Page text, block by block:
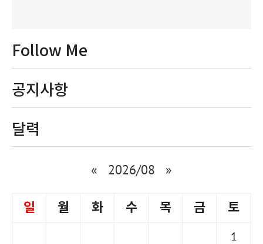
Follow Me
공지사항
달력
« 2026/08 »
일 월 화 수 목 금 토
1